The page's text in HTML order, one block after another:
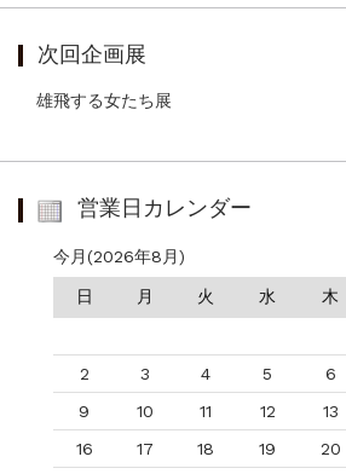
次回企画展
雄飛する女たち展
営業日カレンダー
今月(2026年8月)
日 月 火 水 木
2
3 4 5 6
9
10 11 12 13
16
17 18 19 20